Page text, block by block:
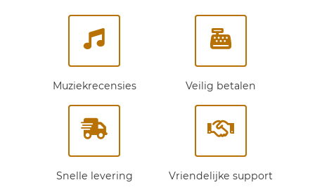
Muziekrecensies Veilig betalen
Snelle levering Vriendelijke support